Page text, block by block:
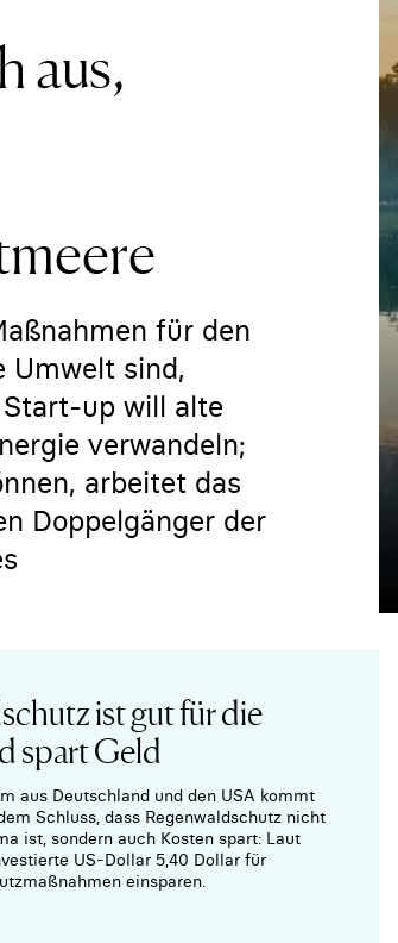
aus,
für den
Umwelt sind,
Start-up will alte
verwandeln;
arbeitet das
Doppelgänger der
ist gut für die
spart Geld
aus Deutschland und den USA kommt
Schluss, dass Regenwaldschutz nicht
ist, sondern auch Kosten spart: Laut
US-Dollar 5,40 Dollar für
einsparen.